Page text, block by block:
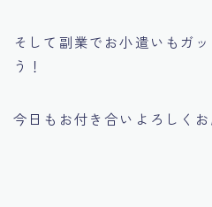
そして副業でお小遣いもガ
う！
今日もお付き合いよろしくお